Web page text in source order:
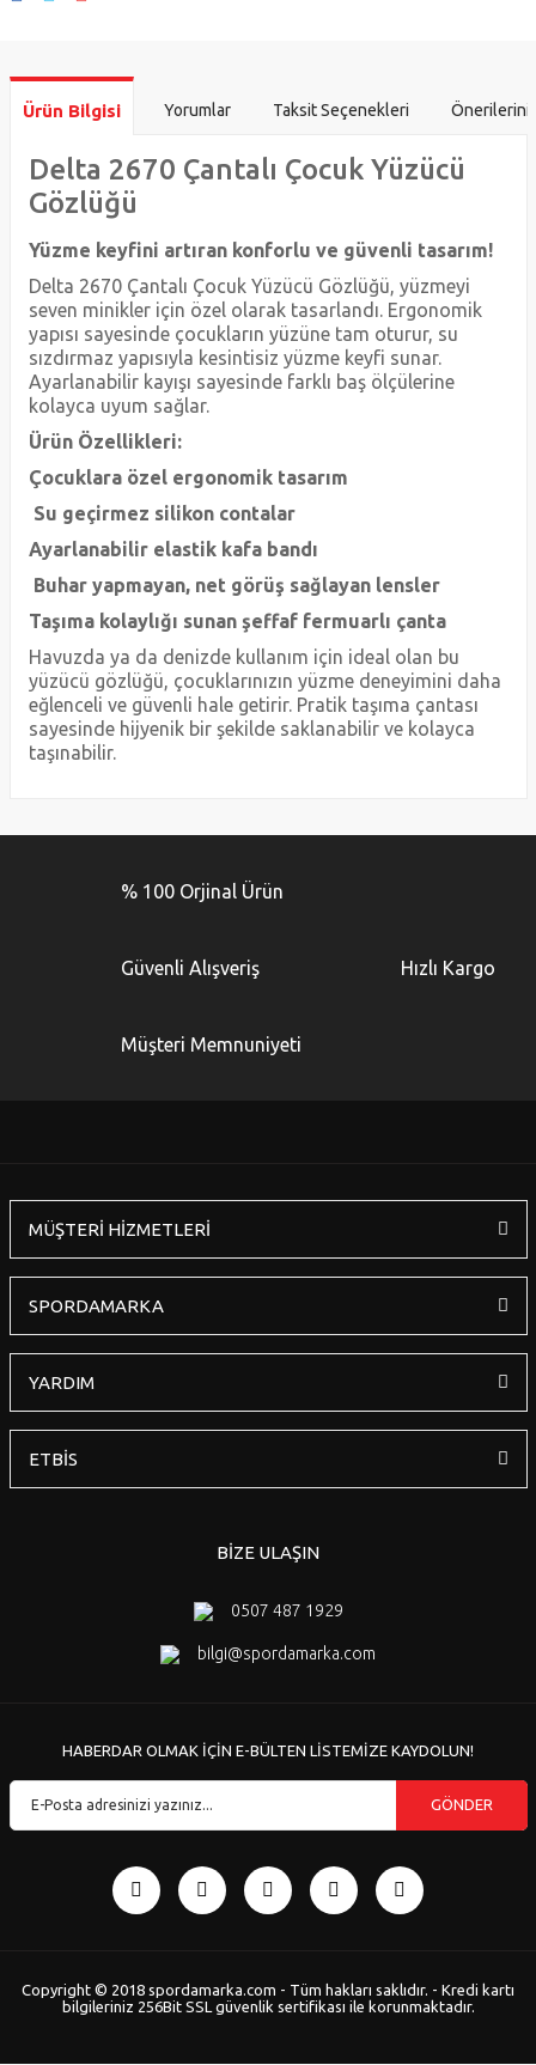
Ürün Bilgisi Yorumlar Taksit Seçenekleri
Delta 2670 Çantalı Çocuk Yüzücü
Gözlüğü
Yüzme keyfini artıran konforlu ve güvenli tasarım!
Delta 2670 Çantalı Çocuk Yüzücü Gözlüğü, yüzmeyi
seven minikler için özel olarak tasarlandı. Ergonomik
yapısı sayesinde çocukların yüzüne tam oturur, su
sızdırmaz yapısıyla kesintisiz yüzme keyfi sunar.
Ayarlanabilir kayışı sayesinde farklı baş ölçülerine
kolayca uyum sağlar.
Ürün Özellikleri:
Çocuklara özel ergonomik tasarım
Su geçirmez silikon contalar
Ayarlanabilir elastik kafa bandı
Buhar yapmayan, net görüş sağlayan lensler
Taşıma kolaylığı sunan şeffaf fermuarlı çanta
Havuzda ya da denizde kullanım için ideal olan bu
yüzücü gözlüğü, çocuklarınızın yüzme deneyimini daha
eğlenceli ve güvenli hale getirir. Pratik taşıma çantası
sayesinde hijyenik bir şekilde saklanabilir ve kolayca
taşınabilir.
Görüş ve önerileriniz için teşekkür ederiz.
Ürün resmi kalitesiz, bozuk veya görüntülenemiyor.
Gönder
% 100 Orjinal Ürün
Güvenli Alışveriş Hızlı Kargo
Müşteri Memnuniyeti
MÜŞTERİ HİZMETLERİ
SPORDAMARKA
YARDIM
ETBİS
BİZE ULAŞIN
0507 487 1929
bilgi@spordamarka.com
HABERDAR OLMAK İÇİN E-BÜLTEN LİSTEMİZE KAYDOLUN!
GÖNDER
Copyright © 2018 spordamarka.com - Tüm hakları saklıdır. - Kredi kartı
bilgileriniz 256Bit SSL güvenlik sertifikası ile korunmaktadır.